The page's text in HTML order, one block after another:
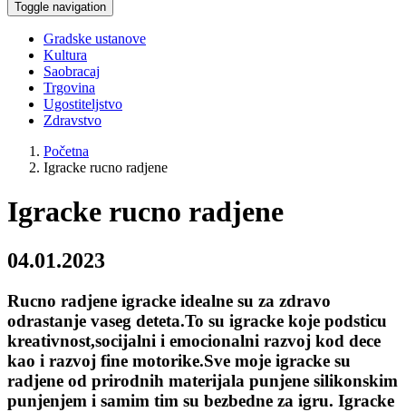
Toggle navigation
Gradske ustanove
Kultura
Saobracaj
Trgovina
Ugostiteljstvo
Zdravstvo
Početna
Igracke rucno radjene
Igracke rucno radjene
04.01.2023
Rucno radjene igracke idealne su za zdravo
odrastanje vaseg deteta.To su igracke koje podsticu
kreativnost,socijalni i emocionalni razvoj kod dece
kao i razvoj fine motorike.Sve moje igracke su
radjene od prirodnih materijala punjene silikonskim
punjenjem i samim tim su bezbedne za igru. Igracke